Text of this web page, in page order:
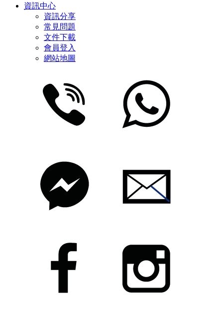
資訊中心
資訊分享
常見問題
文件下載
會員登入
網站地圖